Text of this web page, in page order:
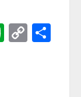
Evernote
Copy